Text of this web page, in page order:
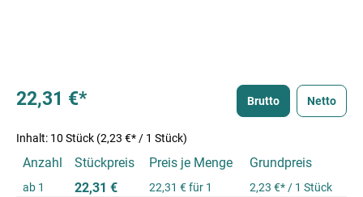
22,31 €* Brutto Netto
Inhalt: 10 Stück (2,23 €* / 1 Stück)
Anzahl Stückpreis Preis je Menge Grundpreis
ab 1 22,31 € 22,31 € für 1
2,23 €* / 1 Stück